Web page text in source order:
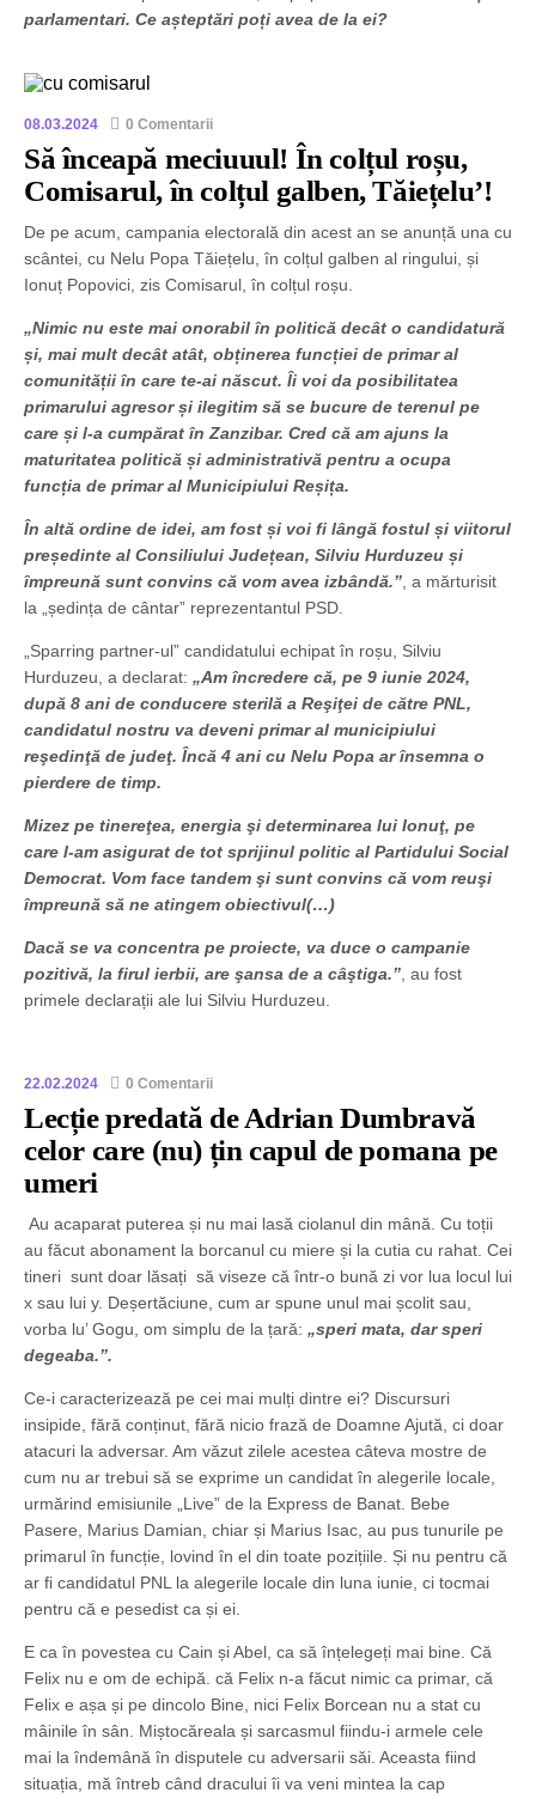
parlamentari. Ce așteptări poți avea de la ei?
08.03.2024 0 Comentarii
Să înceapă meciuuul! În colțul roșu,
Comisarul, în colțul galben, Tăiețelu’!
De pe acum, campania electorală din acest an se anunță una cu
scântei, cu Nelu Popa Tăiețelu, în colțul galben al ringului, și
Ionuț Popovici, zis Comisarul, în colțul roșu.
„Nimic nu este mai onorabil în politică decât o candidatură
și, mai mult decât atât, obținerea funcției de primar al
comunității în care te-ai născut. Îi voi da posibilitatea
primarului agresor și ilegitim să se bucure de terenul pe
care și l-a cumpărat în Zanzibar. Cred că am ajuns la
maturitatea politică și administrativă pentru a ocupa
funcția de primar al Municipiului Reșița.
În altă ordine de idei, am fost și voi fi lângă fostul și viitorul
președinte al Consiliului Județean, Silviu Hurduzeu și
împreună sunt convins că vom avea izbândă.” , a mărturisit
la „ședința de cântar” reprezentantul PSD.
„Sparring partner-ul” candidatului echipat în roșu, Silviu
Hurduzeu, a declarat: „Am încredere că, pe 9 iunie 2024,
după 8 ani de conducere sterilă a Reşiţei de către PNL,
candidatul nostru va deveni primar al municipiului
reşedinţă de judeţ. Încă 4 ani cu Nelu Popa ar însemna o
pierdere de timp.
Mizez pe tinereţea, energia şi determinarea lui Ionuţ, pe
care l-am asigurat de tot sprijinul politic al Partidului Social
Democrat. Vom face tandem şi sunt convins că vom reuşi
împreună să ne atingem obiectivul(…)
Dacă se va concentra pe proiecte, va duce o campanie
pozitivă, la firul ierbii, are şansa de a câştiga.” , au fost
primele declarații ale lui Silviu Hurduzeu.
22.02.2024 0 Comentarii
Lecție predată de Adrian Dumbravă
celor care (nu) țin capul de pomana pe
umeri
Au acaparat puterea și nu mai lasă ciolanul din mână. Cu toții
au făcut abonament la borcanul cu miere și la cutia cu rahat. Cei
tineri sunt doar lăsați să viseze că într-o bună zi vor lua locul lui
x sau lui y. Deșertăciune, cum ar spune unul mai școlit sau,
vorba lu’ Gogu, om simplu de la țară: „speri mata, dar speri
degeaba.”.
Ce-i caracterizează pe cei mai mulți dintre ei? Discursuri
insipide, fără conținut, fără nicio frază de Doamne Ajută, ci doar
atacuri la adversar. Am văzut zilele acestea câteva mostre de
cum nu ar trebui să se exprime un candidat în alegerile locale,
urmărind emisiunile „Live” de la Express de Banat. Bebe
Pasere, Marius Damian, chiar și Marius Isac, au pus tunurile pe
primarul în funcție, lovind în el din toate pozițiile. Și nu pentru că
ar fi candidatul PNL la alegerile locale din luna iunie, ci tocmai
pentru că e pesedist ca și ei.
E ca în povestea cu Cain și Abel, ca să înțelegeți mai bine. Că
Felix nu e om de echipă. că Felix n-a făcut nimic ca primar, că
Felix e așa și pe dincolo Bine, nici Felix Borcean nu a stat cu
mâinile în sân. Miștocăreala și sarcasmul fiindu-i armele cele
mai la îndemână în disputele cu adversarii săi. Aceasta fiind
situația, mă întreb când dracului îi va veni mintea la cap